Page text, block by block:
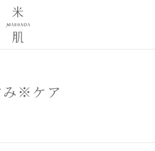
み※ケア